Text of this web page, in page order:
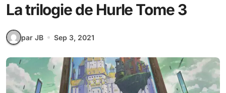
La trilogie de Hurle Tome 3
par JB Sep 3, 2021